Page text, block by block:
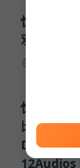
惊天魔盗
双语 DDP
惊天魔盗
比视
12Audios